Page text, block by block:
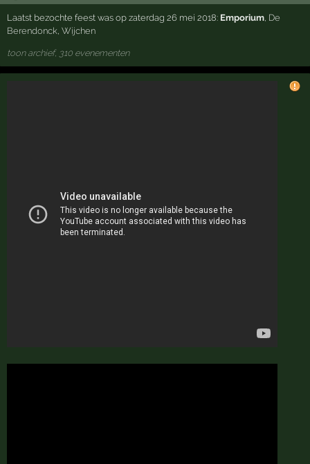
Laatst bezochte feest was op zaterdag 26 mei 2018: Emporium, De
Berendonck,Wijchen
toon archief, 310 evenementen